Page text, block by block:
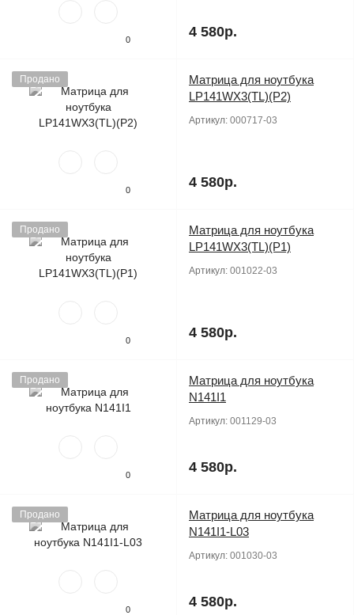
0 4 580р.
Продано
0
Матрица для ноутбука
LP141WX3(TL)(P2)
Артикул: 000717-03
4 580р.
Продано
0
Матрица для ноутбука
LP141WX3(TL)(P1)
Артикул: 001022-03
4 580р.
Продано
0
Матрица для ноутбука
N141I1
Артикул: 001129-03
4 580р.
Продано
0
Матрица для ноутбука
N141I1-L03
Артикул: 001030-03
4 580р.